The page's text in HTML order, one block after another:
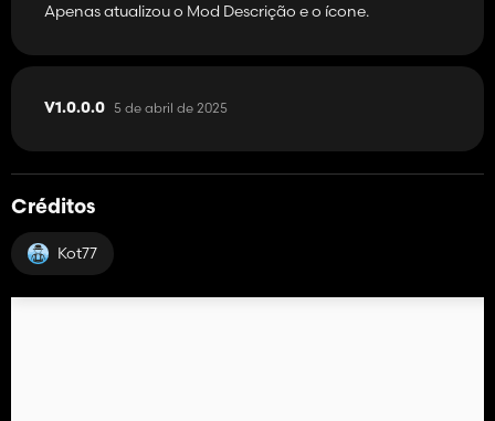
Apenas atualizou o Mod Descrição e o ícone.
V1.0.0.0 5 de abril de 2025
Créditos
Kot77